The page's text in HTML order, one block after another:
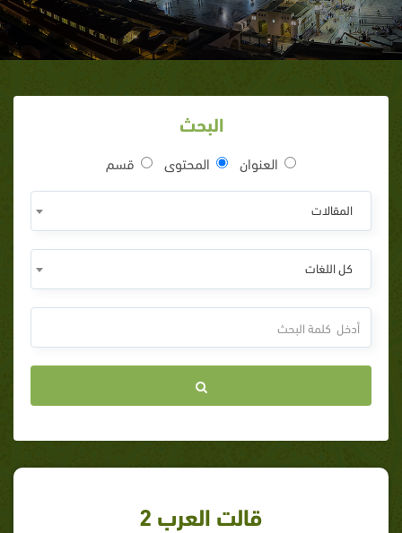
البحث
العنوان المحتوى قسم
المقالات
كل اللغات
قالت العرب 2